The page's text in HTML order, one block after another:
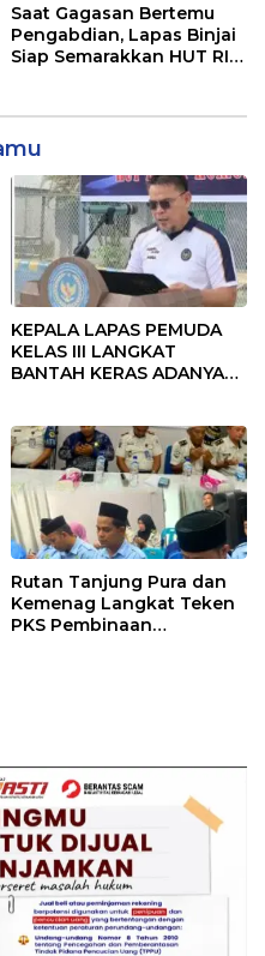
Saat Gagasan Bertemu
Pengabdian, Lapas Binjai
Siap Semarakkan HUT RI
KEPALA LAPAS PEMUDA
KELAS III LANGKAT
BANTAH KERAS ADANYA
TENTANG SINDIKAT
PENIPU PENJUALAN EMAS
Rutan Tanjung Pura dan
Kemenag Langkat Teken
PKS Pembinaan